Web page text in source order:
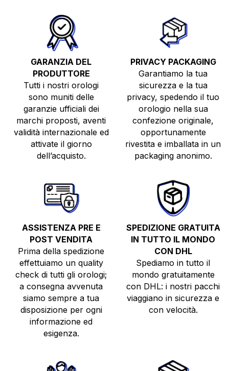
TUTTI GLI OROLOGI
NUOVI
TOP BRANDS
GARANZIA DEL
PRODUTTORE
Tutti i nostri orologi
sono muniti delle
garanzie ufficiali dei
marchi proposti, aventi
validità internazionale ed
attivate il giorno
dell’acquisto.
PRIVACY PACKAGING
Garantiamo la tua
sicurezza e la tua
privacy, spedendo il tuo
orologio nella sua
confezione originale,
opportunamente
rivestita e imballata in un
packaging anonimo.
ASSISTENZA PRE E
POST VENDITA
Prima della spedizione
effettuiamo un quality
check di tutti gli orologi;
a consegna avvenuta
siamo sempre a tua
disposizione per ogni
informazione ed
esigenza.
SPEDIZIONE GRATUITA
IN TUTTO IL MONDO
CON DHL
Spediamo in tutto il
mondo gratuitamente
con DHL: i nostri pacchi
viaggiano in sicurezza e
con velocità.